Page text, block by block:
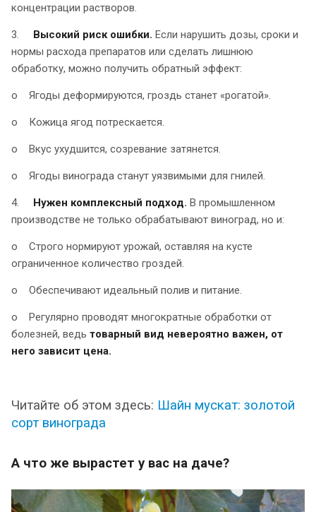
концентрации растворов.
3. Высокий риск ошибки. Если нарушить дозы, сроки и
нормы расхода препаратов или сделать лишнюю
обработку, можно получить обратный эффект:
o Ягоды деформируются, гроздь станет «рогатой».
o Кожица ягод потрескается.
o Вкус ухудшится, созревание затянется.
o Ягоды винограда станут уязвимыми для гнилей.
4. Нужен комплексный подход. В промышленном
производстве не только обрабатывают виноград, но и:
o Строго нормируют урожай, оставляя на кусте
ограниченное количество гроздей.
o Обеспечивают идеальный полив и питание.
o Регулярно проводят многократные обработки от
болезней, ведь товарный вид невероятно важен, от
него зависит цена.
Читайте об этом здесь: Шайн мускат: золотой
сорт винограда
А что же вырастет у вас на даче?